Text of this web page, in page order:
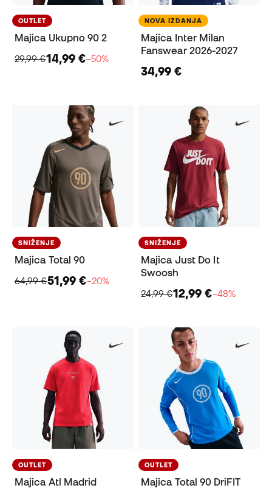
OUTLET
Majica Ukupno 90 2
29,99 €14,99 €−50%
NOVA IZDANJA
Majica Inter Milan
Fanswear 2026-2027
34,99 €
SNIŽENJE
Majica Total 90
64,99 €51,99 €−20%
SNIŽENJE
Majica Just Do It
Swoosh
24,99 €12,99 €−48%
OUTLET
Majica Atl Madrid
OUTLET
Majica Total 90 DriFIT